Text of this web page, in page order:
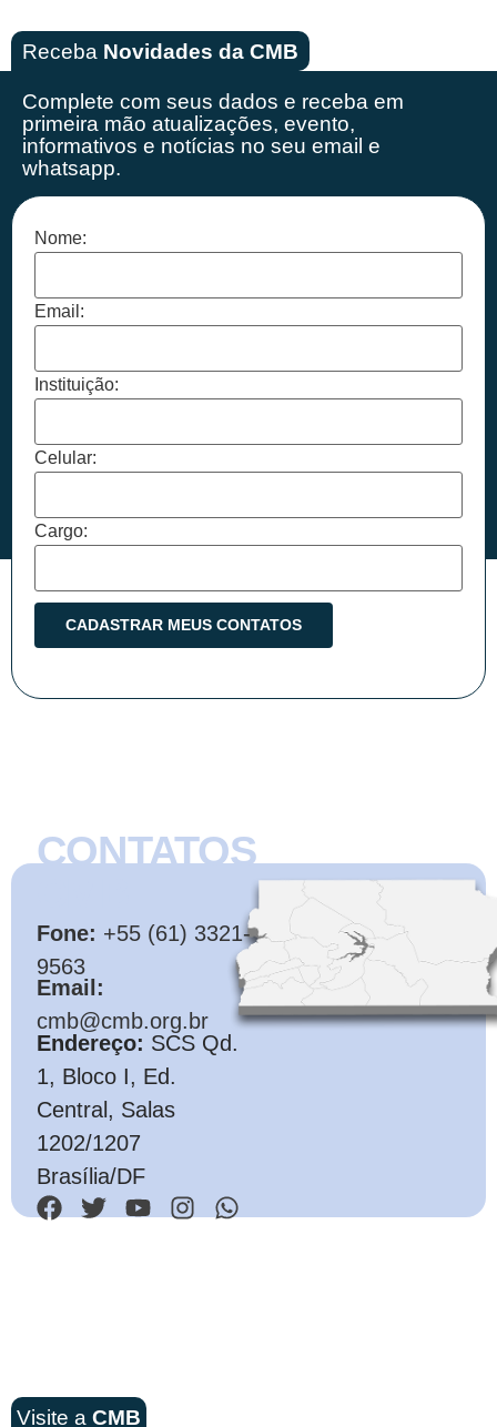
Receba Novidades da CMB
Complete com seus dados e receba em
primeira mão atualizações, evento,
informativos e notícias no seu email e
whatsapp.
Nome:
Email:
Instituição:
Celular:
Cargo:
CONTATOS
Fone: +55 (61) 3321-
9563
Email:
cmb@cmb.org.br
Endereço: SCS Qd.
1, Bloco I, Ed.
Central, Salas
1202/1207
Brasília/DF
Visite a CMB